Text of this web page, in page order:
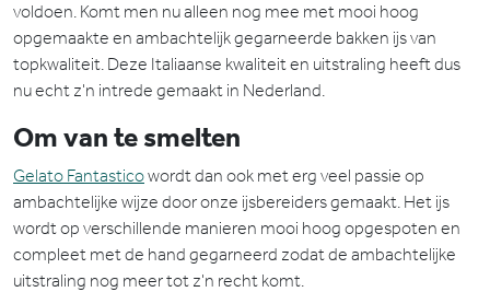
voldoen. Komt men nu alleen nog mee met mooi hoog
opgemaakte en ambachtelijk gegarneerde bakken ijs van
topkwaliteit. Deze Italiaanse kwaliteit en uitstraling heeft dus
nu echt z'n intrede gemaakt in Nederland.
Om van te smelten
Gelato Fantasticowordt dan ook met erg veel passie op
ambachtelijke wijze door onze ijsbereiders gemaakt. Het ijs
wordt op verschillende manieren mooi hoog opgespoten en
compleet met de hand gegarneerd zodat de ambachtelijke
uitstraling nog meer tot z'n recht komt.